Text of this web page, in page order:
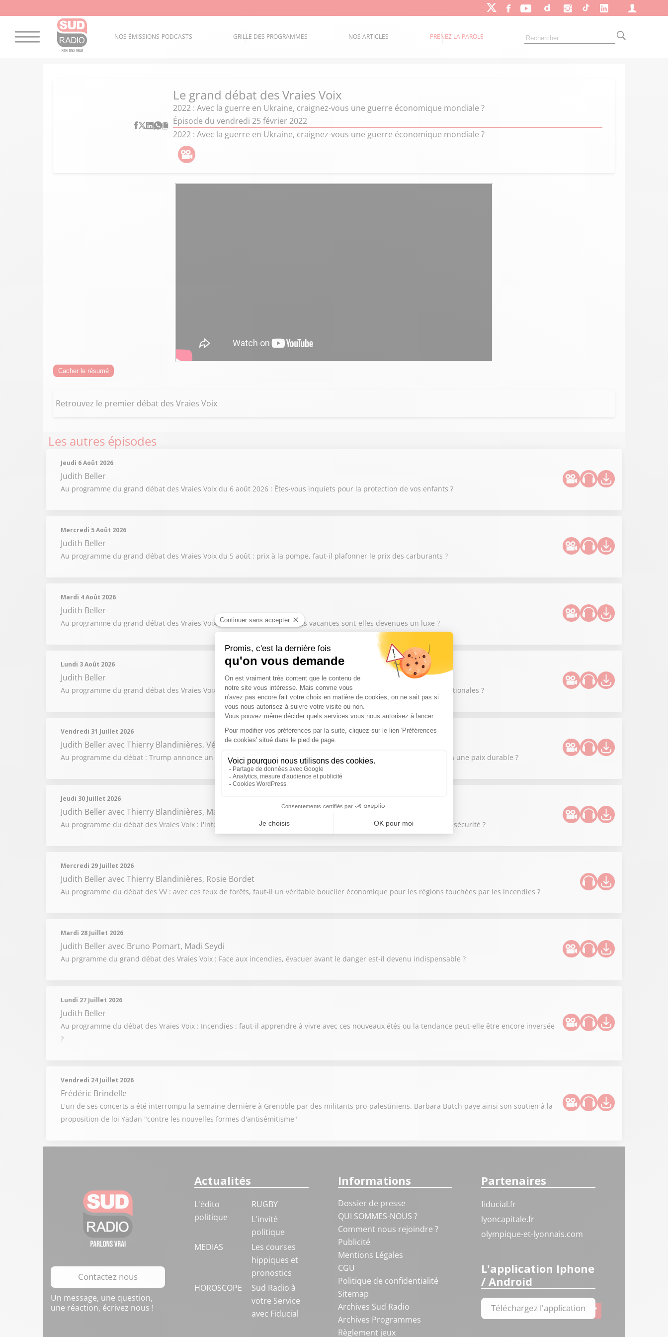
NOS ÉMISSIONS-PODCASTS GRILLE DES PROGRAMMES NOS ARTICLES PRENEZ LA PAROLE
Le grand débat des Vraies Voix
2022 : Avec la guerre en Ukraine, craignez-vous une guerre économique mondiale ?
Épisode du vendredi 25 février 2022
2022 : Avec la guerre en Ukraine, craignez-vous une guerre économique mondiale ?
Cacher le résumé
Retrouvez le premier débat des Vraies Voix
Les autres épisodes
Jeudi 6 Août 2026
Judith Beller
Au programme du grand débat des Vraies Voix du 6 août 2026 : Êtes-vous inquiets pour la protection de vos enfants ?
Mercredi 5 Août 2026
Judith Beller
Au programme du grand débat des Vraies Voix du 5 août : prix à la pompe, faut-il plafonner le prix des carburants ?
Mardi 4 Août 2026
Judith Beller
Au programme du grand débat des Vraies Voix du mardi 4 août 2026 : Les vacances sont-elles devenues un luxe ?
Lundi 3 Août 2026
Judith Beller
Au programme du grand débat des Vraies Voix du 3 août 2026 : La France est-elle trop dépendante des crises internationales ?
Vendredi 31 Juillet 2026
Judith Beller avec Thierry Blandinières, Véronique Langlais, Mickaël Szerman
Au programme du débat : Trump annonce un accord historique au Moyen-Orient. Cette annonce ouvre-t-elle la voie à une paix durable ?
Jeudi 30 Juillet 2026
Judith Beller avec Thierry Blandinières, Madi Seydi, Benjamin Sire
Au programme du débat des Vraies Voix : l'intelligence artificielle peut-elle révolutionner la prévention en matière de sécurité ?
Mercredi 29 Juillet 2026
Judith Beller avec Thierry Blandinières, Rosie Bordet
Au programme du débat des VV : avec ces feux de forêts, faut-il un véritable bouclier économique pour les régions touchées par les incendies ?
Mardi 28 Juillet 2026
Judith Beller avec Bruno Pomart, Madi Seydi
Au prgramme du grand débat des Vraies Voix : Face aux incendies, évacuer avant le danger est-il devenu indispensable ?
Lundi 27 Juillet 2026
Judith Beller
Au programme du débat des Vraies Voix : Incendies : faut-il apprendre à vivre avec ces nouveaux étés ou la tendance peut-elle être encore inversée
?
Vendredi 24 Juillet 2026
Frédéric Brindelle
L'un de ses concerts a été interrompu la semaine dernière à Grenoble par des militants pro-palestiniens. Barbara Butch paye ainsi son soutien à la
proposition de loi Yadan "contre les nouvelles formes d'antisémitisme"
Contactez nous
Un message, une question,
une réaction, écrivez nous !
Actualités
L'édito
politique
RUGBY
L'invité
politique
MEDIAS
Les courses
hippiques et
pronostics
HOROSCOPE
Sud Radio à
votre Service
avec Fiducial
Informations
Dossier de presse
QUI SOMMES-NOUS ?
Comment nous rejoindre ?
Publicité
Mentions Légales
CGU
Politique de confidentialité
Sitemap
Archives Sud Radio
Archives Programmes
Règlement jeux
Partenaires
fiducial.fr
lyoncapitale.fr
olympique-et-lyonnais.com
L'application Iphone
/ Android
Téléchargez l'application